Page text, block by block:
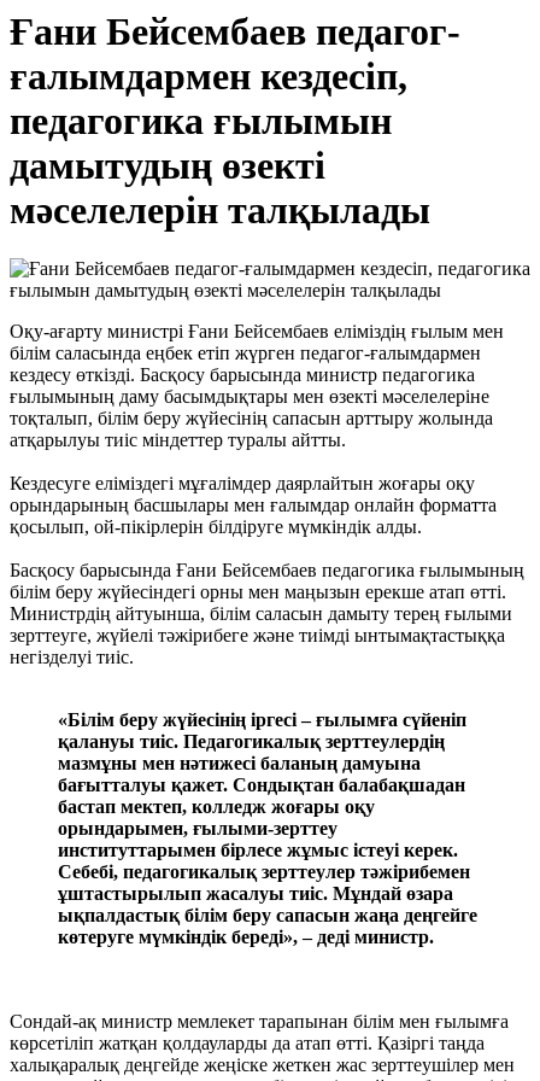
Ғани Бейсембаев педагог-
ғалымдармен кездесіп,
педагогика ғылымын
дамытудың өзекті
мәселелерін талқылады
Оқу-ағарту министрі Ғани Бейсембаев еліміздің ғылым мен
білім саласында еңбек етіп жүрген педагог-ғалымдармен
кездесу өткізді. Басқосу барысында министр педагогика
ғылымының даму басымдықтары мен өзекті мәселелеріне
тоқталып, білім беру жүйесінің сапасын арттыру жолында
атқарылуы тиіс міндеттер туралы айтты.
Кездесуге еліміздегі мұғалімдер даярлайтын жоғары оқу
орындарының басшылары мен ғалымдар онлайн форматта
қосылып, ой-пікірлерін білдіруге мүмкіндік алды.
Басқосу барысында Ғани Бейсембаев педагогика ғылымының
білім беру жүйесіндегі орны мен маңызын ерекше атап өтті.
Министрдің айтуынша, білім саласын дамыту терең ғылыми
зерттеуге, жүйелі тәжірибеге және тиімді ынтымақтастыққа
негізделуі тиіс.
«Білім беру жүйесінің іргесі – ғылымға сүйеніп
қалануы тиіс. Педагогикалық зерттеулердің
мазмұны мен нәтижесі баланың дамуына
бағытталуы қажет. Сондықтан балабақшадан
бастап мектеп, колледж жоғары оқу
орындарымен, ғылыми-зерттеу
институттарымен бірлесе жұмыс істеуі керек.
Себебі, педагогикалық зерттеулер тәжірибемен
ұштастырылып жасалуы тиіс. Мұндай өзара
ықпалдастық білім беру сапасын жаңа деңгейге
көтеруге мүмкіндік береді», – деді министр.
Сондай-ақ министр мемлекет тарапынан білім мен ғылымға
көрсетіліп жатқан қолдауларды да атап өтті. Қазіргі таңда
халықаралық деңгейде жеңіске жеткен жас зерттеушілер мен